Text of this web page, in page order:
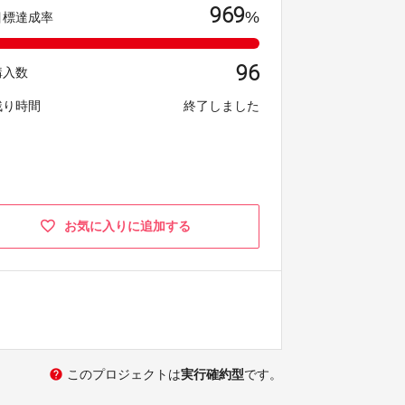
標達成率 969%
入数 96
時間 終了しました
お気に入りに追加する
help このプロジェクトは実行確約型です。